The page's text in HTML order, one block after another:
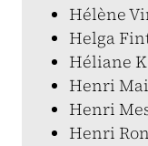
Hélène
Helga
Héliane
Henri
Henri
Henri